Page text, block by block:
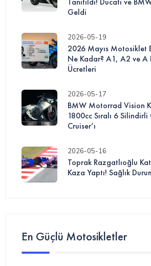
Geldi
2026-05-19
2026 Mayıs Motosiklet
Ne Kadar? A1, A2 ve A
Ücretleri
2026-05-17
BMW Motorrad Vision K
1800cc Sıralı 6
Cruiser’ı
2026-05-16
Toprak Razgatlıoğlu
Kaza Yaptı! Sağlık
En Güçlü Motosikletler